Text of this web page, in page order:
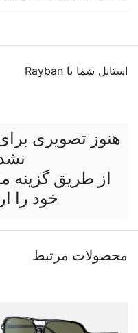
استایل شما با Rayban
هنوز تصویری
از طریق گزینه
خود را
محصولات مرتبط